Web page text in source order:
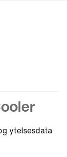
ytelsesdata